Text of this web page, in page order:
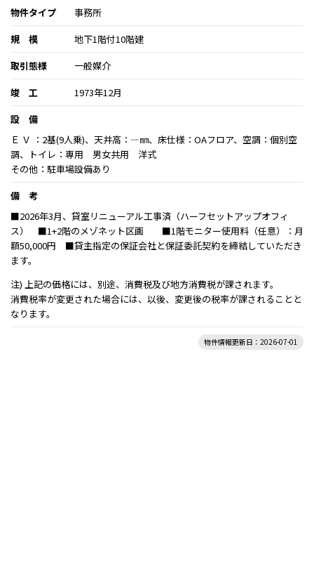
物件タイプ
事務所
規 模
地下1階付10階建
取引態様
一般媒介
竣 工
1973年12月
設 備
Ｅ Ｖ ：2基(9人乗)、天井高：―㎜、床仕様：OAフロア、空調：個別空
調、トイレ：専用 男女共用 洋式
その他：駐車場設備あり
備 考
■2026年3月、貸室リニューアル工事済（ハーフセットアップオフィ
ス） ■1+2階のメゾネット区画 ■1階モニター使用料（任意）：月
額50,000円 ■貸主指定の保証会社と保証委託契約を締結していただき
ます。
注) 上記の価格には、別途、消費税及び地方消費税が課されます。
消費税率が変更された場合には、以後、変更後の税率が課されることと
なります。
物件情報更新日：2026-07-01